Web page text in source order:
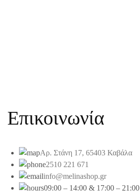
Επικοινωνία
Αρ. Στάνη 17, 65403 Καβάλα
2510 221 671
info@melinashop.gr
09:00 – 14:00 & 17:00 – 21:00